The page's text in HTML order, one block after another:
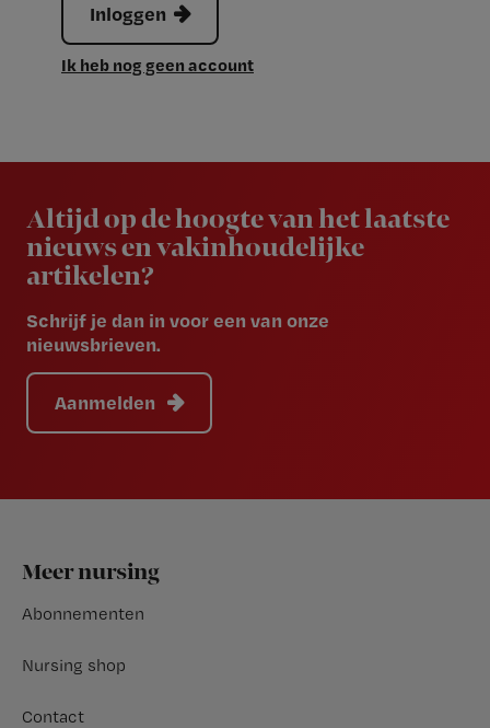
Inloggen
Ik heb nog geen account
Altijd op de hoogte van het laatste
nieuws en vakinhoudelijke
artikelen?
Schrijf je dan in voor een van onze
nieuwsbrieven.
Aanmelden
Footer
Meer nursing
Abonnementen
Nursing shop
Contact